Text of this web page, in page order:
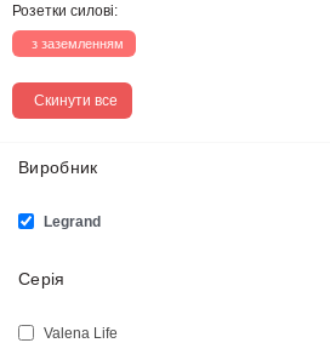
Розетки силові:
з заземленням
Скинути все
Виробник
Legrand
Серія
Valena Life